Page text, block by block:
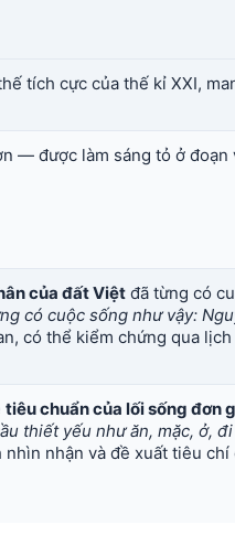
tích cực của thế kỉ XXI,
— được làm sáng tỏ ở đoạn
của đất Việt đã từng có
có cuộc sống như vậy:
có thể kiểm chứng qua lịch
tiêu chuẩn của lối sống đơn
thiết yếu như ăn, mặc, ở, đi
nhận và đề xuất tiêu